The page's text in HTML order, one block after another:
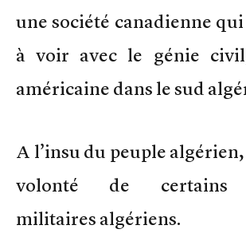
une société canadienne qui
à voir avec le génie
américaine dans le sud
A l’insu du peuple
volonté de certains
militaires algériens.